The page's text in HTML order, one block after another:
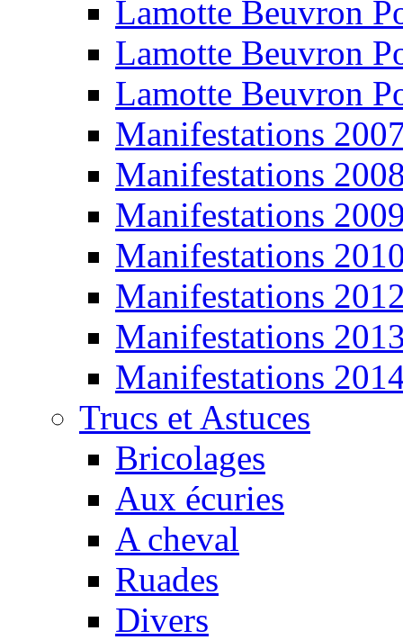
Lamotte Beuvron
Lamotte Beuvron
Lamotte Beuvron
Manifestations
Manifestations
Manifestations
Manifestations
Manifestations
Manifestations
Manifestations
Trucs et Astuces
Bricolages
Aux écuries
A cheval
Ruades
Divers